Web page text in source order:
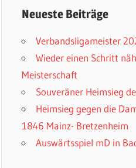
Neueste Beiträge
Verbandsligameister
Wieder einen Schritt
Meisterschaft
Souveräner Heimsieg
Heimsieg gegen die
1846 Mainz- Bretzenheim
Auswärtsspiel mD in